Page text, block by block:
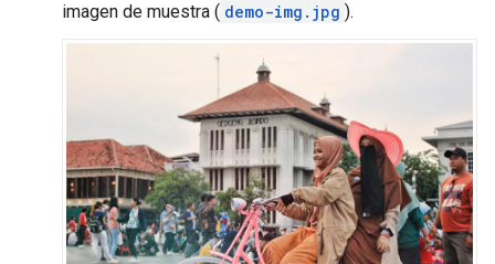
imagen de muestra ( demo-img.jpg ).